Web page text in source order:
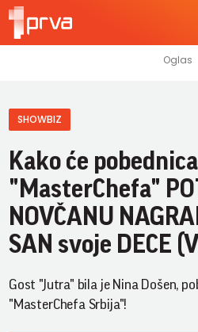
SHOWBIZ
Kako će
"MasterChefa"
NOVČANU
SAN svoje DECE
Gost "Jutra" bila je Nina Došen,
"MasterChefa Srbija"!